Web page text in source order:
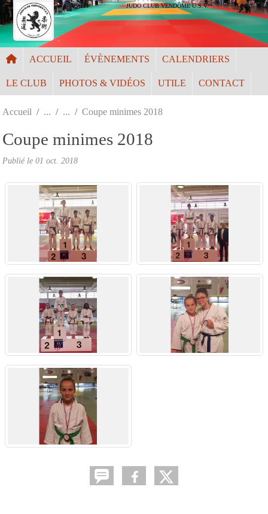
JUDO CLUB VENDÔME U.S.V.
ACCUEIL ÉVÈNEMENTS CALENDRIERS
LE CLUB PHOTOS & VIDÉOS UTILE CONTACT
Accueil Coupe minimes 2018
Coupe minimes 2018
Publié le 01 oct. 2018
Panneau de gestion des cookies